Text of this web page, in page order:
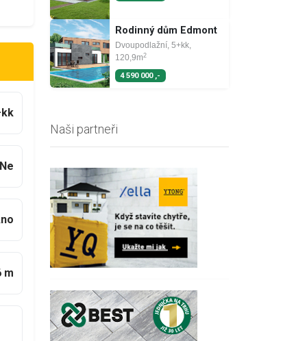
m
Rodinný dům Edmont
Dvoupodlažní, 5+kk,
120,9m2
4 590 000 ,-
Naši partneři